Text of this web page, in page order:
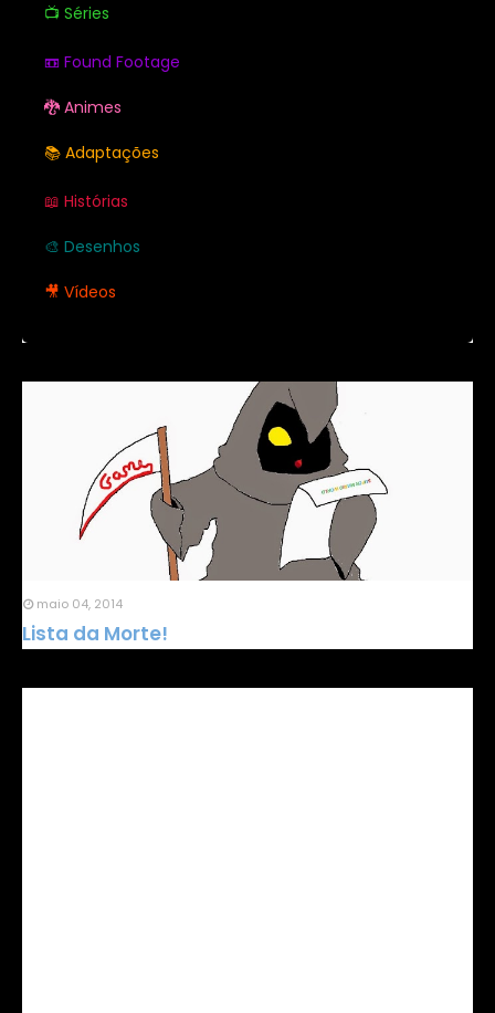
📺 Séries
📼 Found Footage
🐉 Animes
📚 Adaptações
📖 Histórias
🎨 Desenhos
🎥 Vídeos
maio 04, 2014
Lista da Morte!